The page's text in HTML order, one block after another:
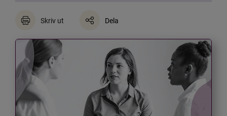
Skriv ut Dela